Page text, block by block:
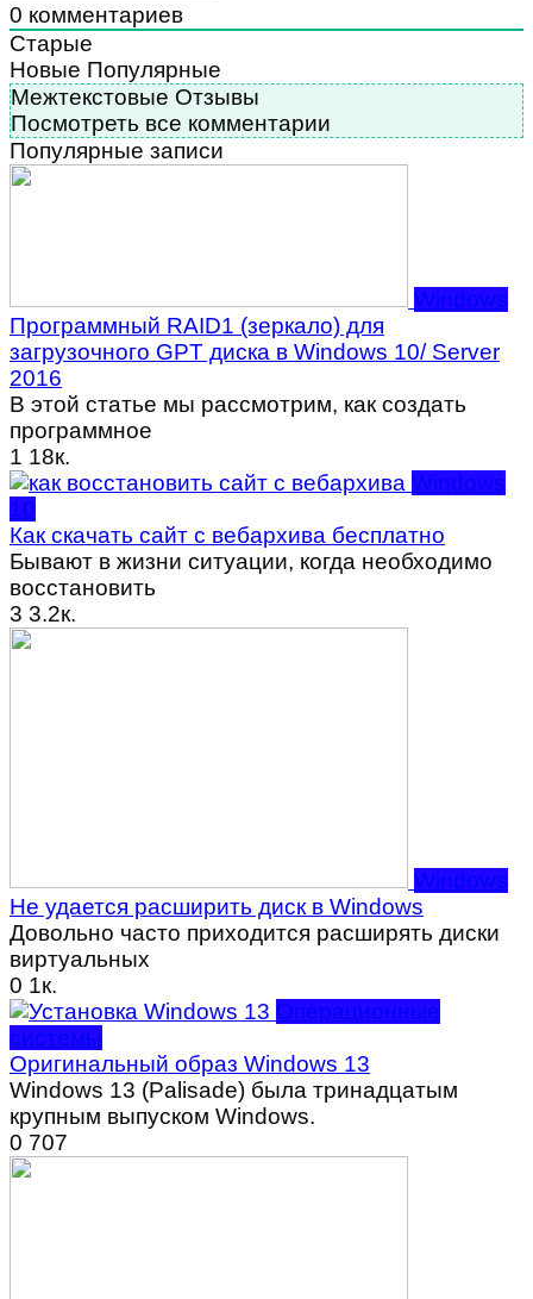
0 комментариев
Старые
Новые Популярные
Межтекстовые Отзывы
Посмотреть все комментарии
Популярные записи
Windows
Программный RAID1 (зеркало) для
загрузочного GPT диска в Windows 10/ Server
2016
В этой статье мы рассмотрим, как создать
программное
1 18к.
Windows
10
Как скачать сайт с вебархива бесплатно
Бывают в жизни ситуации, когда необходимо
восстановить
3 3.2к.
Windows
Не удается расширить диск в Windows
Довольно часто приходится расширять диски
виртуальных
0 1к.
Операционные
системы
Оригинальный образ Windows 13
Windows 13 (Palisade) была тринадцатым
крупным выпуском Windows.
0 707